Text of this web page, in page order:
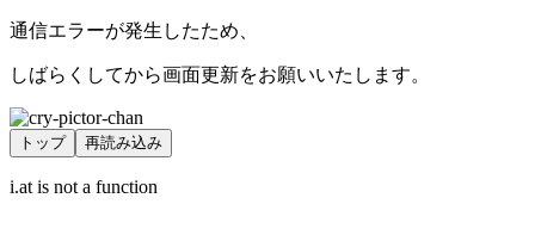
通信エラーが発生したため、
しばらくしてから画面更新をお願いいたします。
トップ 再読み込み
i.at is not a function